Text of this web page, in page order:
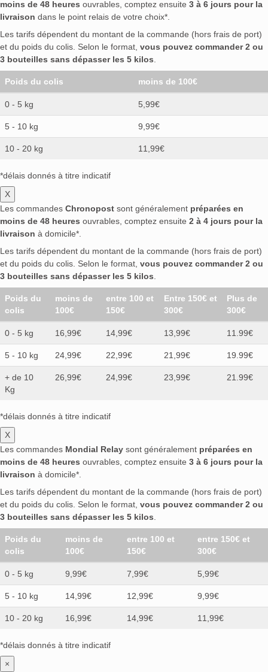
moins de 48 heures ouvrables, comptez ensuite 3 à 6 jours pour la
livraison dans le point relais de votre choix*.
Les tarifs dépendent du montant de la commande (hors frais de port)
et du poids du colis. Selon le format, vous pouvez commander 2 ou
3 bouteilles sans dépasser les 5 kilos
Poids du colis moins de 100€
0 - 5 kg 5,99€
5 - 10 kg 9,99€
10 - 20 kg 11,99€
*délais donnés à titre indicatif
X
Les commandes Chronopost sont généralement préparées en
moins de 48 heures ouvrables, comptez ensuite 2 à 4 jours pour la
livraison à domicile*.
Les tarifs dépendent du montant de la commande (hors frais de port)
et du poids du colis. Selon le format, vous pouvez commander 2 ou
3 bouteilles sans dépasser les 5 kilos
Poids du
colis
moins de
100€
entre 100 et
150€
Entre 150€ et
300€
Plus de
300€
0 - 5 kg 16,99€ 14,99€ 13,99€ 11.99€
5 - 10 kg 24,99€ 22,99€ 21,99€ 19.99€
+ de 10
Kg
26,99€ 24,99€ 23,99€ 21.99€
*délais donnés à titre indicatif
X
Les commandes Mondial Relay sont généralement préparées en
moins de 48 heures ouvrables, comptez ensuite 3 à 6 jours pour la
livraison à domicile*.
Les tarifs dépendent du montant de la commande (hors frais de port)
et du poids du colis. Selon le format, vous pouvez commander 2 ou
3 bouteilles sans dépasser les 5 kilos
Poids du
colis
moins de
100€
entre 100 et
150€
entre 150€ et
300€
0 - 5 kg 9,99€ 7,99€ 5,99€
5 - 10 kg 14,99€ 12,99€ 9,99€
10 - 20 kg 16,99€ 14,99€ 11,99€
*délais donnés à titre indicatif
×